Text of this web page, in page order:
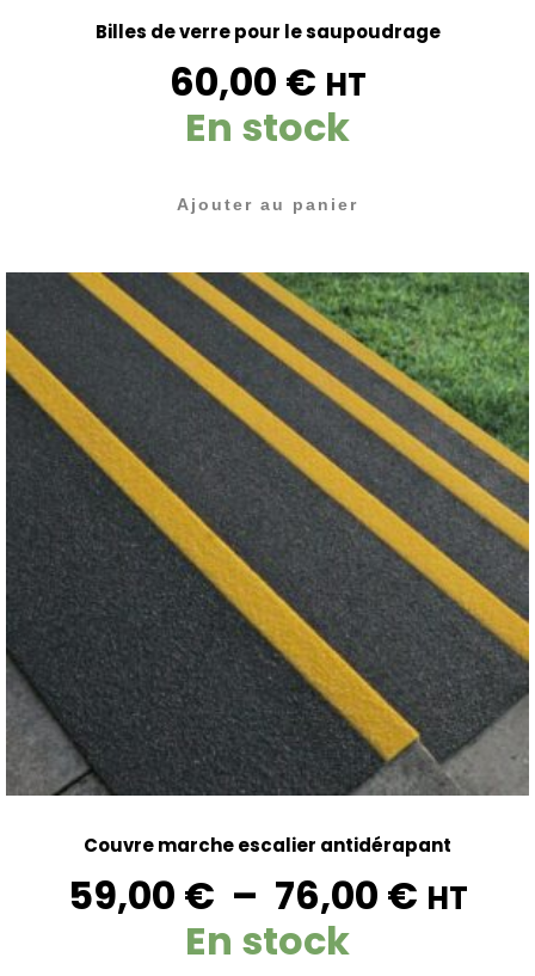
Billes de verre pour le saupoudrage
60,00 € HT
En stock
Ajouter au panier
Couvre marche escalier antidérapant
59,00 € – 76,00 € HT
En stock